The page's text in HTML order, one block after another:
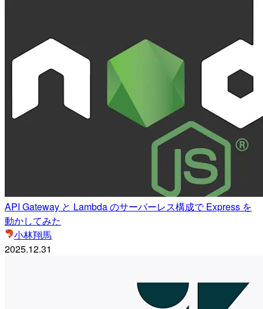
API Gateway と Lambda のサーバーレス構成で Express を
動かしてみた
小林翔馬
2025.12.31